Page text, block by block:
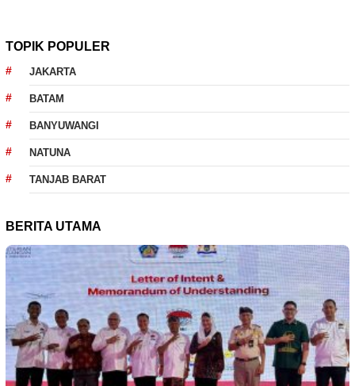
TOPIK POPULER
JAKARTA
BATAM
BANYUWANGI
NATUNA
TANJAB BARAT
BERITA UTAMA